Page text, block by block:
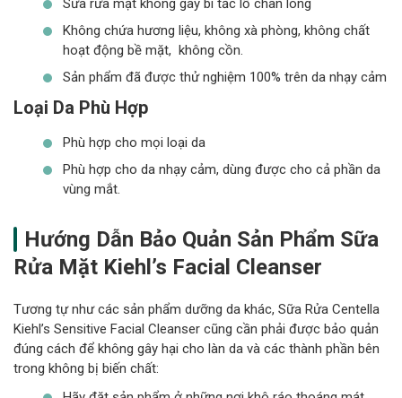
Sữa rửa mặt không gây bí tắc lỗ chân lông
Không chứa hương liệu, không xà phòng, không chất
hoạt động bề mặt, không cồn.
Sản phẩm đã được thử nghiệm 100% trên da nhạy cảm
Loại Da Phù Hợp
Phù hợp cho mọi loại da
Phù hợp cho da nhạy cảm, dùng được cho cả phần da
vùng mắt.
Hướng Dẫn Bảo Quản Sản Phẩm Sữa
Rửa Mặt Kiehl’s Facial Cleanser
Tương tự như các sản phẩm dưỡng da khác, Sữa Rửa Centella
Kiehl’s Sensitive Facial Cleanser cũng cần phải được bảo quản
đúng cách để không gây hại cho làn da và các thành phần bên
trong không bị biến chất: